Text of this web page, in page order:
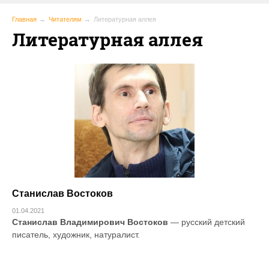
Главная Читателям Литературная аллея
Литературная аллея
Станислав Востоков
01.04.2021
Станислав Владимирович Востоков — русский детский
писатель, художник, натуралист.